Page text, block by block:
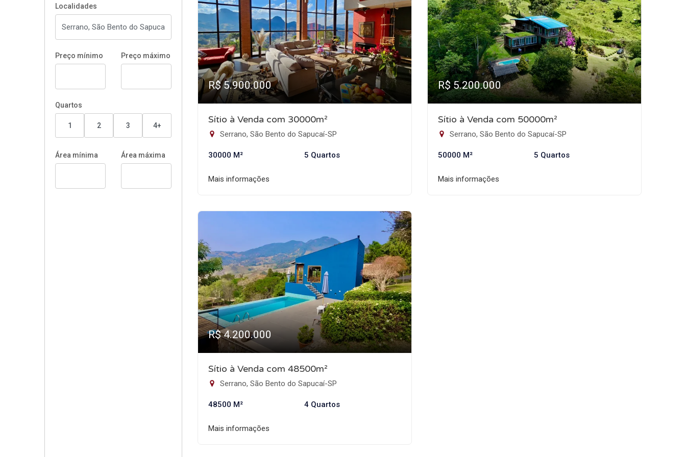
Localidades
Preço mínimo Preço máximo
Quartos
1 2 3 4+
Área mínima Área máxima
R$ 5.900.000
Sítio à Venda com 30000m²
Serrano, São Bento do Sapucaí-SP
30000 M² 5 Quartos
Mais informações
R$ 5.200.000
Sítio à Venda com 50000m²
Serrano, São Bento do Sapucaí-SP
50000 M² 5 Quartos
Mais informações
R$ 4.200.000
Sítio à Venda com 48500m²
Serrano, São Bento do Sapucaí-SP
48500 M² 4 Quartos
Mais informações